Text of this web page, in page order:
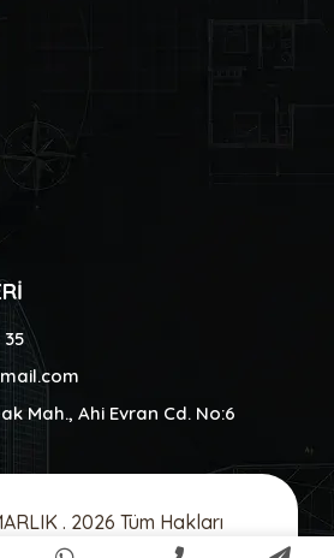
Mah., Ahi Evran Cd. No:6
. 2026 Tüm Hakları
Design & Code By
Seo